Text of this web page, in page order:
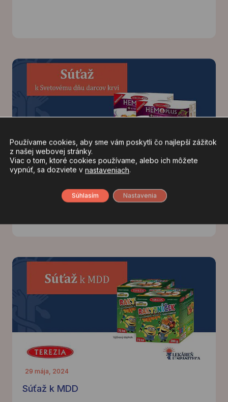
10 júna, 2024
Súťaž k Svetovému dňu darcov krvi
29 mája, 2024
Súťaž k MDD
Používame cookies, aby sme vám poskytli čo najlepší zážitok
z našej webovej stránky.
Viac o tom, ktoré cookies používame, alebo ich môžete
vypnúť, sa dozviete v nastaveniach.
Súhlasím Nastavenia